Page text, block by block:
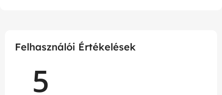
Felhasználói Értékelések
5